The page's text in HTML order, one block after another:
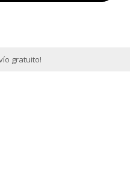
gratuito!